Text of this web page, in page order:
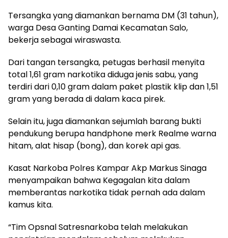
Tersangka yang diamankan bernama DM (31 tahun),
warga Desa Ganting Damai Kecamatan Salo,
bekerja sebagai wiraswasta.
Dari tangan tersangka, petugas berhasil menyita
total 1,61 gram narkotika diduga jenis sabu, yang
terdiri dari 0,10 gram dalam paket plastik klip dan 1,51
gram yang berada di dalam kaca pirek.
Selain itu, juga diamankan sejumlah barang bukti
pendukung berupa handphone merk Realme warna
hitam, alat hisap (bong), dan korek api gas.
Kasat Narkoba Polres Kampar Akp Markus Sinaga
menyampaikan bahwa Kegagalan kita dalam
memberantas narkotika tidak pernah ada dalam
kamus kita.
“Tim Opsnal Satresnarkoba telah melakukan